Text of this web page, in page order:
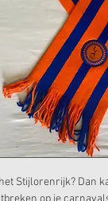
Stijlorenrijk? Dan